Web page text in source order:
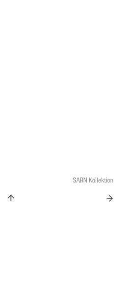
SARN Kollektion